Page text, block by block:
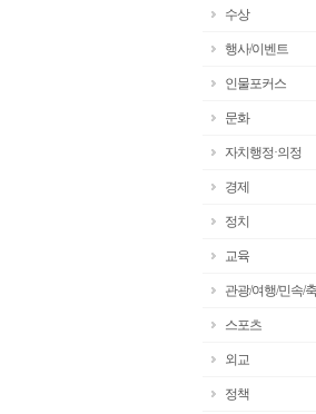
수상
행사/이벤트
인물포커스
문화
자치행정·의정
경제
정치
교육
관광/여행/민속/
스포츠
외교
정책